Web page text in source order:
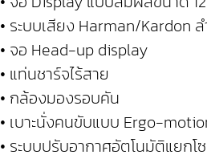
• ระบบเสียง Harman/Kardon ล
• จอ Head-up display
• แท่นชาร์จไร้สาย
• กล้องมองรอบคัน
• เบาะนั่งคนขับแบบ Ergo-
• ระบบปรับอากาศอัตโนมัติแยกโ